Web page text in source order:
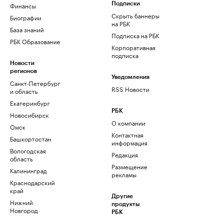
Финансы
Биографии
База знаний
РБК Образование
Новости
регионов
Санкт-Петербург
и область
Екатеринбург
Новосибирск
Омск
Башкортостан
Вологодская
область
Калининград
Краснодарский
край
Нижний
Новгород
Подписки
Скрыть баннеры
на РБК
Подписка на РБК
Корпоративная
подписка
Уведомления
RSS Новости
РБК
О компании
Контактная
информация
Редакция
Размещение
рекламы
Другие
продукты
РБК